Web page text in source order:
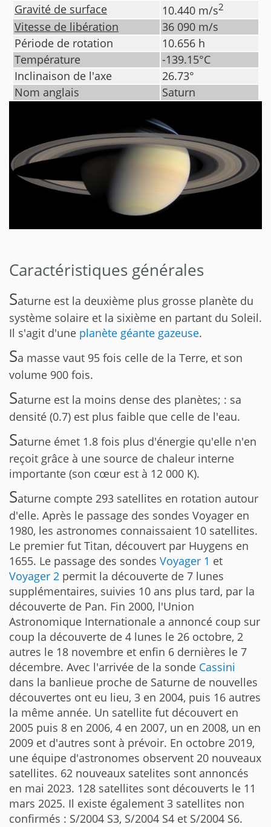
Gravité de surface 10.440 m/s2
Vitesse de libération 36 090 m/s
Période de rotation
10.656 h
Température
-139.15°C
Inclinaison de l'axe
26.73°
Nom anglais
Saturn
Caractéristiques générales
Saturne est la deuxième plus grosse planète du
système solaire et la sixième en partant du Soleil.
Il s'agit d'une planète géante gazeuse.
Sa masse vaut 95 fois celle de la Terre, et son
volume 900 fois.
Saturne est la moins dense des planètes; : sa
densité (0.7) est plus faible que celle de l'eau.
Saturne émet 1.8 fois plus d'énergie qu'elle n'en
reçoit grâce à une source de chaleur interne
importante (son cœur est à 12 000 K).
Saturne compte 293 satellites en rotation autour
d'elle. Après le passage des sondes Voyager en
1980, les astronomes connaissaient 10 satellites.
Le premier fut Titan, découvert par Huygens en
1655. Le passage des sondes Voyager 1 et
Voyager 2 permit la découverte de 7 lunes
supplémentaires, suivies 10 ans plus tard, par la
découverte de Pan. Fin 2000, l'Union
Astronomique Internationale a annoncé coup sur
coup la découverte de 4 lunes le 26 octobre, 2
autres le 18 novembre et enfin 6 dernières le 7
décembre. Avec l'arrivée de la sonde Cassini
dans la banlieue proche de Saturne de nouvelles
découvertes ont eu lieu, 3 en 2004, puis 16 autres
la même année. Un satellite fut découvert en
2005 puis 8 en 2006, 4 en 2007, un en 2008, un en
2009 et d'autres sont à prévoir. En octobre 2019,
une équipe d'astronomes observent 20 nouveaux
satellites. 62 nouveaux satelites sont annoncés
en mai 2023. 128 satellites sont découverts le 11
mars 2025. Il existe également 3 satellites non
confirmés : S/2004 S3, S/2004 S4 et S/2004 S6.